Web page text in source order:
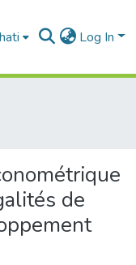
Log In
de